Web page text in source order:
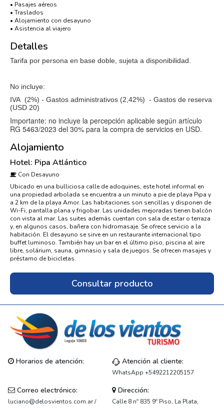
• Pasajes aéreos
• Traslados
• Alojamiento con desayuno
• Asistencia al viajero
Detalles
Tarifa por persona en base doble, sujeta a disponibilidad.
No incluye:
IVA (2%) - Gastos administrativos (2,42%) - Gastos de reserva
(USD 20)
Importante: no incluye la percepción aplicable según artículo
RG 5463/2023 del 30% para la compra de servicios en USD.
Alojamiento
Hotel: Pipa Atlántico
Con Desayuno
Ubicado en una bulliciosa calle de adoquines, este hotel informal en
una propiedad arbolada se encuentra a un minuto a pie de playa Pipa y
a 2 km de la playa Amor. Las habitaciones son sencillas y disponen de
Wi-Fi, pantalla plana y frigobar. Las unidades mejoradas tienen balcón
con vista al mar. Las suites además cuentan con sala de estar o terraza
y, en algunos casos, bañera con hidromasaje. Se ofrece servicio a la
habitación. El desayuno se sirve en un restaurante internacional tipo
buffet luminoso. También hay un bar en el último piso, piscina al aire
libre, solárium, sauna, gimnasio y sala de juegos. Se ofrecen masajes y
préstamo de bicicletas.
Consultar producto
Horarios de atención: Atención al cliente:
WhatsApp +5492212205157
Correo electrónico:
luciano@delosvientos.com.ar /
Dirección:
Calle 8 nº 835 9º Piso, La Plata,